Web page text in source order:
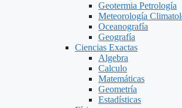
Geotermia Petrología
Meteorología
Oceanografía
Geografía
Ciencias Exactas
Algebra
Calculo
Matemáticas
Geometría
Estadísticas